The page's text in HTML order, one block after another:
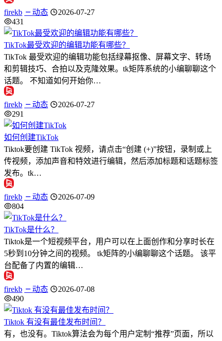
firekb 动态
2026-07-27
431
TikTok最受欢迎的编辑功能有哪些？
TikTok 最受欢迎的编辑功能包括绿幕抠像、屏幕文字、转场
和剪辑技巧、合拍以及克隆效果。tk矩阵系统的小编聊聊这个
话题。 不知道如何开始你…
firekb 动态
2026-07-27
291
如何创建TikTok
Tiktok要创建 TikTok 视频，请点击“创建 (+)”按钮，录制或上
传视频，添加声音和特效进行编辑，然后添加标题和话题标签
发布。tk…
firekb 动态
2026-07-09
804
TikTok是什么？
Tiktok是一个短视频平台，用户可以在上面创作和分享时长在
5秒到10分钟之间的视频。 tk矩阵的小编聊聊这个话题。 该平
台配备了内置的编辑…
firekb 动态
2026-07-08
490
Tiktok 有没有最佳发布时间？
有，也没有。Tiktok算法会为每个用户定制“推荐”页面，所以